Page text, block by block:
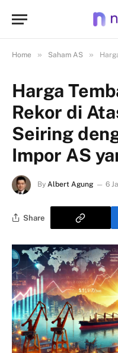
Home » Saham AS » Harga
Harga
Rekor di
Seiring
Impor AS
By Albert Agung 6
Share